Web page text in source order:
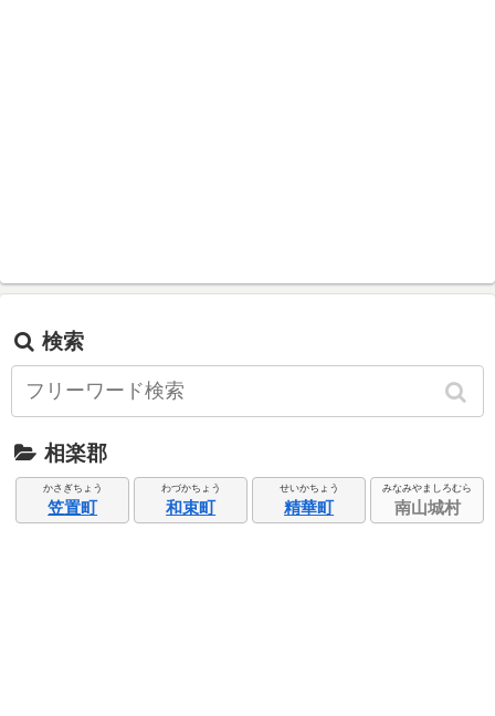
検索
相楽郡
かさぎちょう
笠置町
わづかちょう
和束町
せいかちょう
精華町
みなみやましろむら
南山城村